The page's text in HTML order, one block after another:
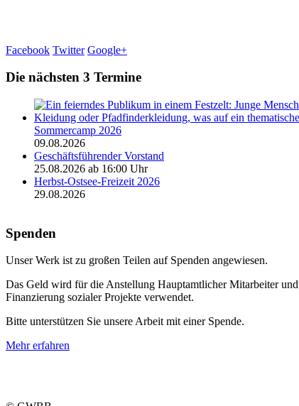
Facebook Twitter Google+
Die nächsten 3 Termine
Sommercamp 2026
09.08.2026
Geschäftsführender Vorstand
25.08.2026 ab 16:00 Uhr
Herbst-Ostsee-Freizeit 2026
29.08.2026
Spenden
Unser Werk ist zu großen Teilen auf Spenden angewiesen.
Das Geld wird für die Anstellung Hauptamtlicher Mitarbeiter
Finanzierung sozialer Projekte verwendet.
Bitte unterstützen Sie unsere Arbeit mit einer Spende.
Mehr erfahren